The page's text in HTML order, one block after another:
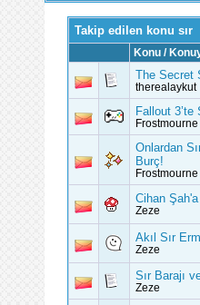
Takip edilen konu sır
Konu /
The Secret
therealaykut
Fallout 3’te
Frostmourne
Onlardan
Burç!
Frostmourne
Cihan
Zeze
Akıl Sır
Zeze
Sır Barajı
Zeze